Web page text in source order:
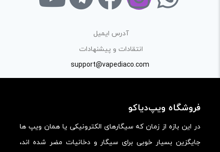
راهنمایی در این بخش خودداری کرده و سوالات خود را در بخش
آدرس ایمیل
انتقادات و پیشنهادات
support@vapediaco.com
فروشگاه ویپ‌دیاکو
در این بازه از زمان که سیگارهای الکترونیکی یا همان ویپ ها
جایگزین بسیار خوبی برای سیگار و دخانیات مضر شده اند،